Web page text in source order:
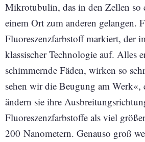
Mikrotubulin, das in den Zellen so
einem Ort zum anderen gelangen.
Fluoreszenzfarbstoff markiert, der
klassischer Technologie auf. Alles
schimmernde Fäden, wirken so
sehen wir die Beugung am
ändern sie ihre
Fluoreszenzfarbstoffe als viel
200 Nanometern. Genauso groß